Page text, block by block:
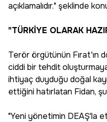
açıklamalıdır." şeklinde
"TÜRKİYE OLARAK
Terör örgütünün Fırat'ın
ciddi bir tehdit
ihtiyaç duyduğu doğal
ettiğini hatırlatan Fidan,
"Yeni yönetimin DEAŞ'la